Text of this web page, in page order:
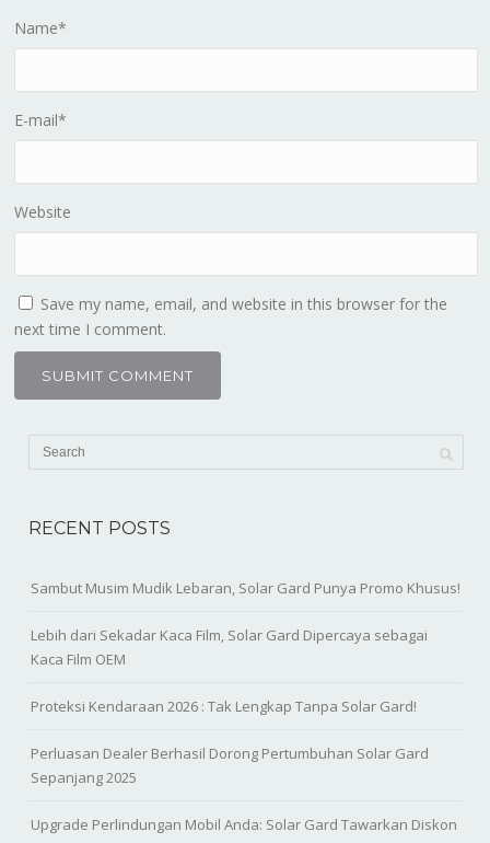
Name*
E-mail*
Website
Save my name, email, and website in this browser for the
next time I comment.
RECENT POSTS
Sambut Musim Mudik Lebaran, Solar Gard Punya Promo Khusus!
Lebih dari Sekadar Kaca Film, Solar Gard Dipercaya sebagai
Kaca Film OEM
Proteksi Kendaraan 2026 : Tak Lengkap Tanpa Solar Gard!
Perluasan Dealer Berhasil Dorong Pertumbuhan Solar Gard
Sepanjang 2025
Upgrade Perlindungan Mobil Anda: Solar Gard Tawarkan Diskon